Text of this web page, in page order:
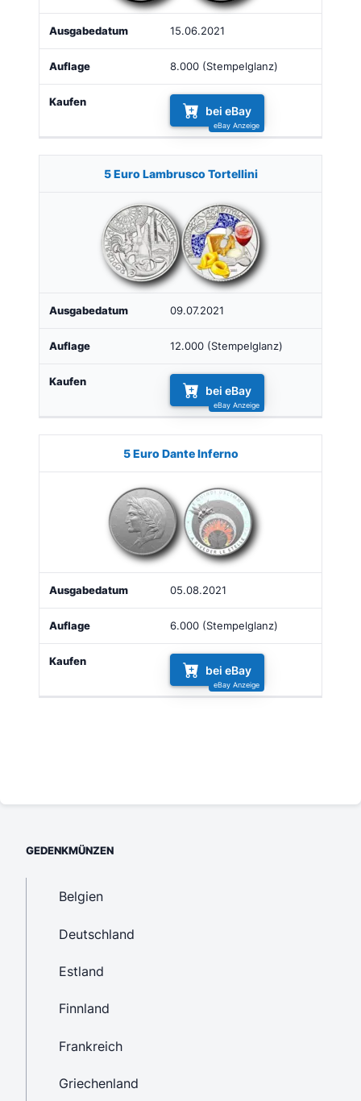
15.06.2021
8.000 (Stempelglanz)
bei eBay
5 Euro Lambrusco Tortellini
09.07.2021
12.000 (Stempelglanz)
bei eBay
5 Euro Dante Inferno
05.08.2021
6.000 (Stempelglanz)
bei eBay
GEDENKMÜNZEN
Belgien
Deutschland
Estland
Finnland
Frankreich
Griechenland